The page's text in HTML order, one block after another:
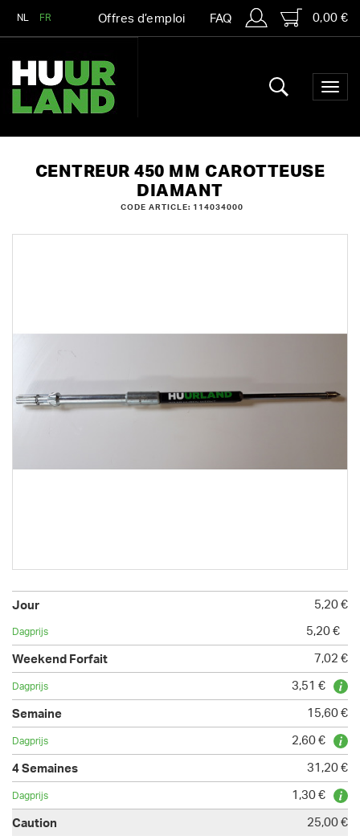
NL FR Offres d’emploi FAQ 0,00 €
CENTREUR 450 MM CAROTTEUSE
DIAMANT
CODE ARTICLE: 114034000
5,20 €
5,20 €
7,02 €
3,51 €
15,60 €
2,60 €
31,20 €
1,30 €
25,00 €